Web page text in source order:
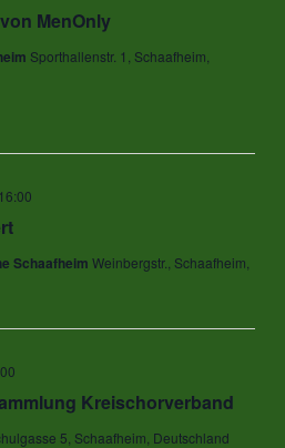
MenOnly
Sporthallenstr. 1, Schaafheim,
Schaafheim Weinbergstr., Schaafheim,
Kreischorverband
5, Schaafheim, Deutschland